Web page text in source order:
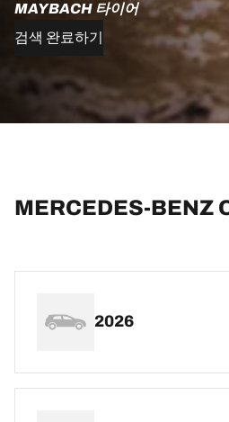
MAYBACH 타이어
검색 완료하기
MERCEDES-BENZ
2026